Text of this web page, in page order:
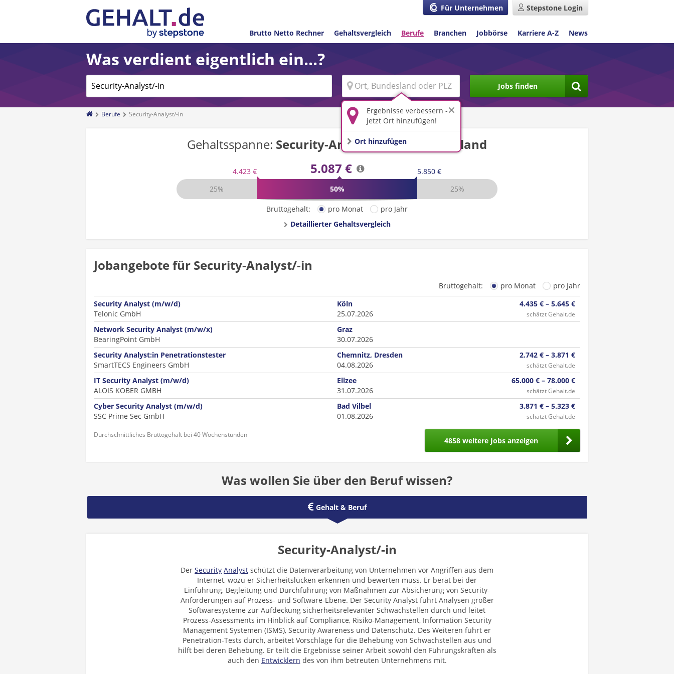
Für Unternehmen Stepstone Login
Brutto Netto Rechner Gehaltsvergleich Berufe Branchen Jobbörse Karriere A-Z News
Was verdient eigentlich ein...?
Ergebnisse verbessern -
jetzt Ort hinzufügen!
Ort hinzufügen
Jobs finden
Berufe Security-Analyst/-in
Gehaltsspanne: Security-Analyst/-inin Deutschland
4.423 € 5.087 €
5.850 €
25%
50% 25%
Bruttogehalt: pro Monat
pro Jahr
Detaillierter Gehaltsvergleich
Jobangebote für Security-Analyst/-in
Bruttogehalt: pro Monat
pro Jahr
Security Analyst (m/w/d)
Telonic GmbH
Köln
25.07.2026
4.435 € – 5.645 €
schätzt Gehalt.de
Network Security Analyst (m/w/x)
BearingPoint GmbH
Graz
30.07.2026
Security Analyst:in Penetrationstester
SmartTECS Engineers GmbH
Chemnitz, Dresden
04.08.2026
2.742 € – 3.871 €
schätzt Gehalt.de
IT Security Analyst (m/w/d)
ALOIS KOBER GMBH
Ellzee
31.07.2026
65.000 € – 78.000 €
schätzt Gehalt.de
Cyber Security Analyst (m/w/d)
SSC Prime Sec GmbH
Bad Vilbel
01.08.2026
3.871 € – 5.323 €
schätzt Gehalt.de
Durchschnittliches Bruttogehalt bei 40 Wochenstunden
4858 weitere Jobs anzeigen
Was wollen Sie über den Beruf wissen?
Gehalt & Beruf
Security-Analyst/-in
Der Security Analyst schützt die Datenverarbeitung von Unternehmen vor Angriffen aus dem
Internet, wozu er Sicherheitslücken erkennen und bewerten muss. Er berät bei der
Einführung, Begleitung und Durchführung von Maßnahmen zur Absicherung von Security-
Anforderungen auf Prozess- und Software-Ebene. Der Security Analyst führt Analysen großer
Softwaresysteme zur Aufdeckung sicherheitsrelevanter Schwachstellen durch und leitet
Prozess-Assessments im Hinblick auf Compliance, Risiko-Management, Information Security
Management Systemen (ISMS), Security Awareness und Datenschutz. Des Weiteren führt er
Penetration-Tests durch, arbeitet Vorschläge für die Behebung von Schwachstellen aus und
hilft bei deren Behebung. Er teilt die Ergebnisse seiner Arbeit sowohl den Führungskräften als
auch den Entwicklern des von ihm betreuten Unternehmens mit.